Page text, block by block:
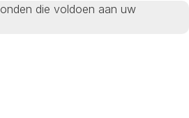
die voldoen aan uw